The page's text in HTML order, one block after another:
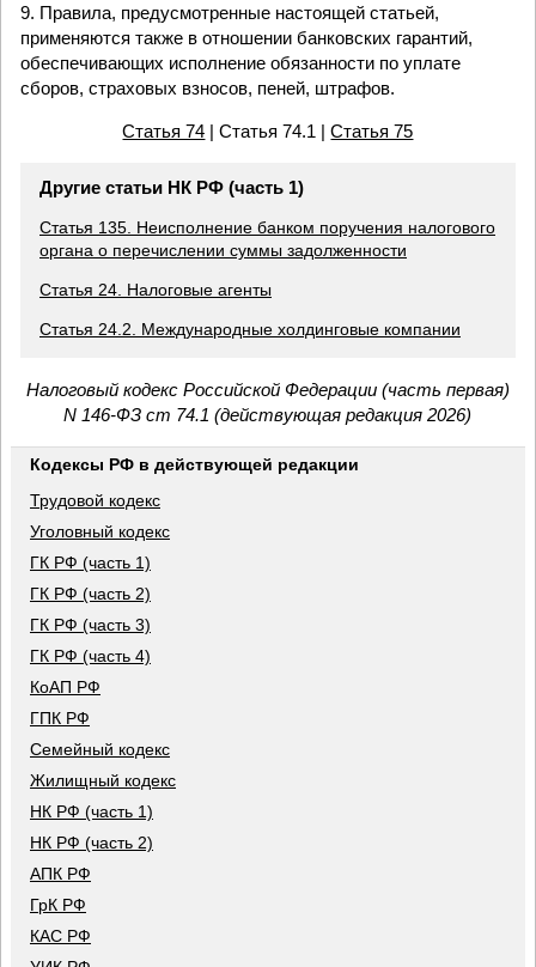
9. Правила, предусмотренные настоящей статьей,
применяются также в отношении банковских гарантий,
обеспечивающих исполнение обязанности по уплате
сборов, страховых взносов, пеней, штрафов.
Статья 74 | Статья 74.1 |Статья 75
Другие статьи НК РФ (часть 1)
Статья 135. Неисполнение банком поручения налогового
органа о перечислении суммы задолженности
Статья 24. Налоговые агенты
Статья 24.2. Международные холдинговые компании
Налоговый кодекс Российской Федерации (часть первая)
N 146-ФЗ ст 74.1 (действующая редакция 2026)
Кодексы РФ в действующей редакции
Трудовой кодекс
Уголовный кодекс
ГК РФ (часть 1)
ГК РФ (часть 2)
ГК РФ (часть 3)
ГК РФ (часть 4)
КоАП РФ
ГПК РФ
Семейный кодекс
Жилищный кодекс
НК РФ (часть 1)
НК РФ (часть 2)
АПК РФ
ГрК РФ
КАС РФ